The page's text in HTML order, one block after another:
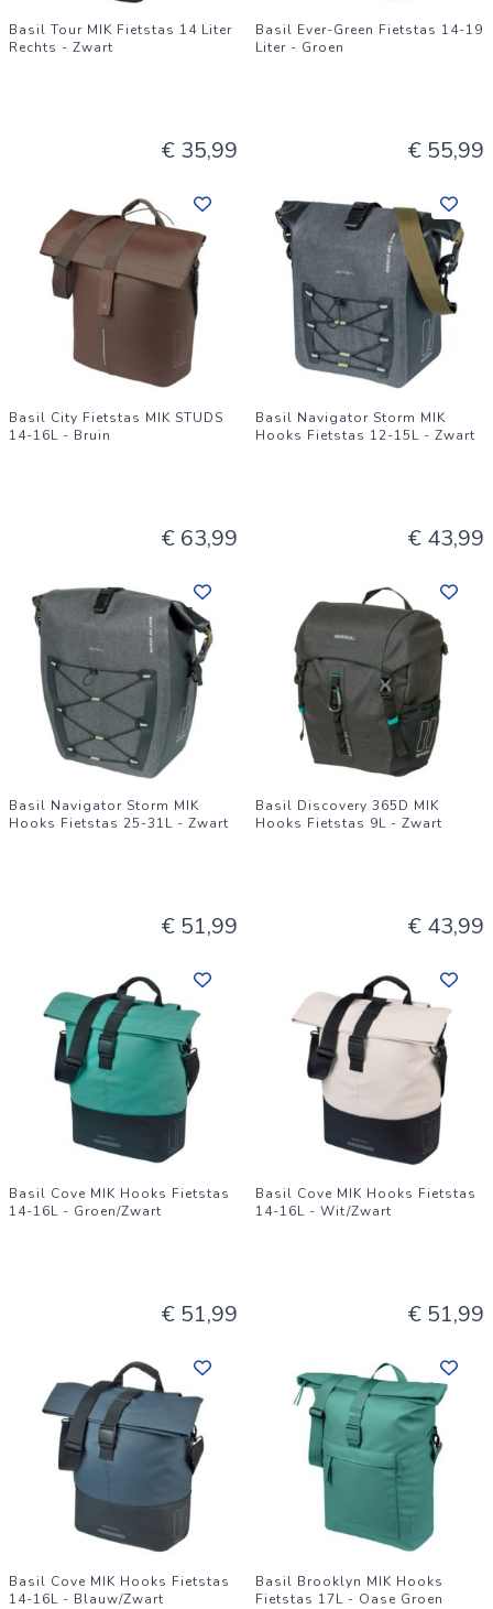
Basil Tour MIK Fietstas 14 Liter
Rechts - Zwart
€ 35,99
Basil Ever-Green Fietstas 14-19
Liter - Groen
€ 55,99
Basil City Fietstas MIK STUDS
14-16L - Bruin
€ 63,99
Basil Navigator Storm MIK
Hooks Fietstas 12-15L - Zwart
€ 43,99
Basil Navigator Storm MIK
Hooks Fietstas 25-31L - Zwart
€ 51,99
Basil Discovery 365D MIK
Hooks Fietstas 9L - Zwart
€ 43,99
Basil Cove MIK Hooks Fietstas
14-16L - Groen/Zwart
€ 51,99
Basil Cove MIK Hooks Fietstas
14-16L - Wit/Zwart
€ 51,99
Basil Cove MIK Hooks Fietstas
14-16L - Blauw/Zwart
Basil Brooklyn MIK Hooks
Fietstas 17L - Oase Groen